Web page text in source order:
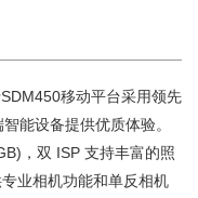
移动平台采用领先
能设备提供优质体验。
，双 ISP 支持丰富的照
业相机功能和单反相机